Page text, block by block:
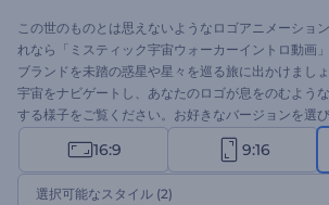
この世のものとは思えないようなロゴアニメーショ
れなら「ミスティック宇宙ウォーカーイントロ動画
ブランドを未踏の惑星や星々を巡る旅に出かけまし
宇宙をナビゲートし、あなたのロゴが息をのむよう
する様子をご覧ください。お好きなバージョンを選
レーズ、BGMをパーソナライズしてください。ドキ
ロ、宇宙をテーマにしたプロジェクト、革新的なブ
な予告編などに最適です。今すぐお試しを！
16:9 9:16
選択可能なスタイル (2)